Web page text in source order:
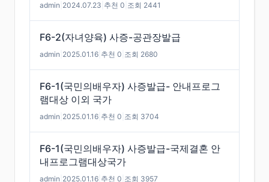
admin 2024.07.23 추천 0 조회 2441
F6-2(자녀양육) 사증-공관장발급
admin 2025.01.16 추천 0 조회 2680
F6-1(국민의배우자) 사증발급- 안내프로그
램대상 이외 국가
admin 2025.01.16 추천 0 조회 3704
F6-1(국민의배우자) 사증발급-국제결혼 안
내프로그램대상국가
admin 2025.01.16 추천 0 조회 3957